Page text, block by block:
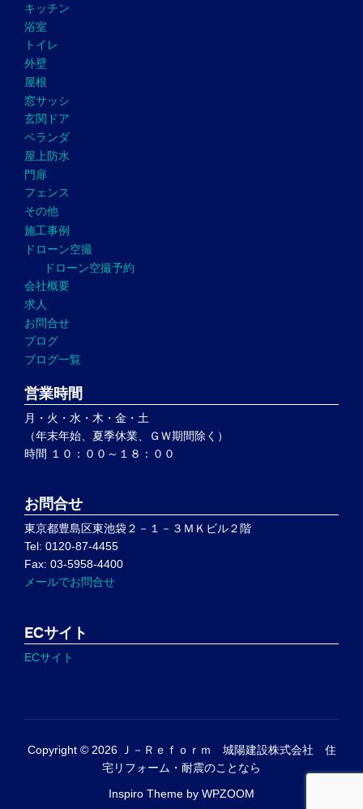
キッチン
浴室
トイレ
外壁
屋根
窓サッシ
玄関ドア
ベランダ
屋上防水
門扉
フェンス
その他
施工事例
ドローン空撮
ドローン空撮予約
会社概要
求人
お問合せ
ブログ
ブログ一覧
営業時間
月・火・水・木・金・土
（年末年始、夏季休業、ＧＷ期間除く）
時間 １０：００～１８：００
お問合せ
東京都豊島区東池袋２－１－３ＭＫビル２階
Tel: 0120-87-4455
Fax: 03-5958-4400
メールでお問合せ
ECサイト
ECサイト
Copyright © 2026 Ｊ－Ｒｅｆｏｒｍ 城陽建設株式会社 住
宅リフォーム・耐震のことなら
Inspiro Theme by WPZOOM